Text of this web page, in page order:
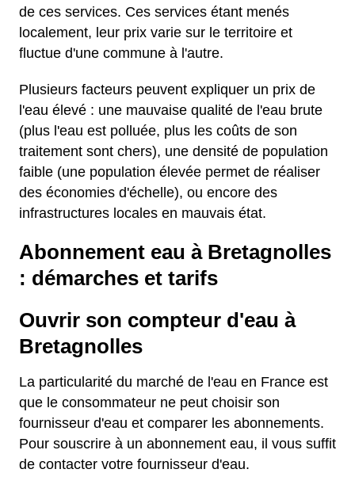
de ces services. Ces services étant menés
localement, leur prix varie sur le territoire et
fluctue d'une commune à l'autre.
Plusieurs facteurs peuvent expliquer un prix de
l'eau élevé : une mauvaise qualité de l'eau brute
(plus l'eau est polluée, plus les coûts de son
traitement sont chers), une densité de population
faible (une population élevée permet de réaliser
des économies d'échelle), ou encore des
infrastructures locales en mauvais état.
Abonnement eau à Bretagnolles
: démarches et tarifs
Ouvrir son compteur d'eau à
Bretagnolles
La particularité du marché de l'eau en France est
que le consommateur ne peut choisir son
fournisseur d'eau et comparer les abonnements.
Pour souscrire à un abonnement eau, il vous suffit
de contacter votre fournisseur d'eau.